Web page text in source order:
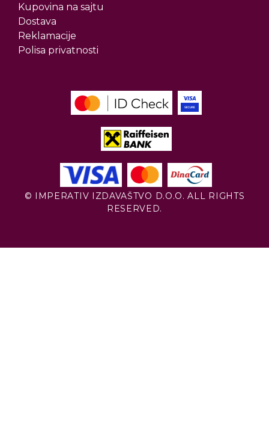
Kupovina na sajtu
Dostava
Reklamacije
Polisa privatnosti
© IMPERATIV IZDAVAŠTVO D.O.O. ALL RIGHTS
RESERVED.